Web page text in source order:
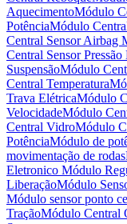
AquecimentoMódulo
PotênciaMódulo
Central Sensor Airbag
Central Sensor Pressão
SuspensãoMódulo
Central Temperatura
Trava ElétricaMódulo
VelocidadeMódulo
Central VidroMódulo
PotênciaMódulo de
movimentação de rodas
Eletronico Módulo
LiberaçãoMódulo
Módulo sensor ponto
TraçãoMódulo Central